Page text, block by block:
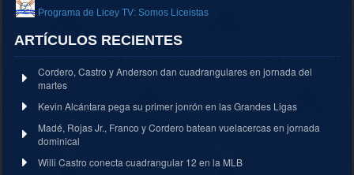
Programa de Licey TV: Somos Liceistas
ARTÍCULOS RECIENTES
Cordero, Castro y Anderson dan cuadrangulares en jornada del
martes
Kevin Alcántara pega su primer jonrón en las Grandes Ligas
Madé, Rojas Jr., Franco y Cordero batean vuelacercas en jornada
dominical
Willi Castro conecta cuadrangular 12 en la MLB